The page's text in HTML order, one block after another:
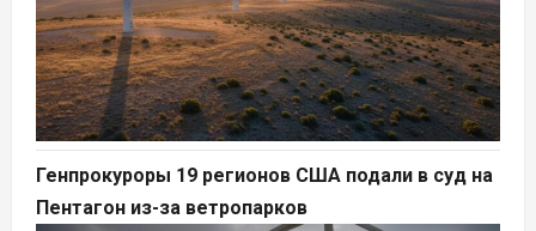
Генпрокуроры 19 регионов США подали в суд на
Пентагон из-за ветропарков